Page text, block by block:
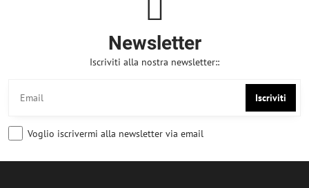
Newsletter
Iscriviti alla nostra newsletter::
Iscriviti
Voglio iscrivermi alla newsletter via email